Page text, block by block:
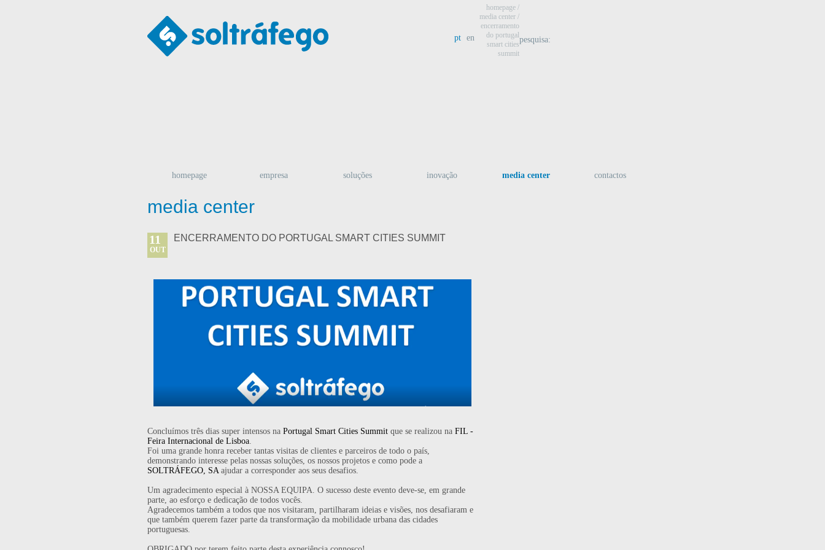
pesquisa:
pt en
homepage empresa soluções inovação media center contactos
homepage /
media center /
encerramento
do portugal
smart cities
summit
media center
11
OUT
ENCERRAMENTO DO PORTUGAL SMART CITIES SUMMIT
Concluímos três dias super intensos na Portugal Smart Cities Summit que se realizou na FIL -
Feira Internacional de Lisboa
Foi uma grande honra receber tantas visitas de clientes e parceiros de todo o país,
demonstrando interesse pelas nossas soluções, os nossos projetos e como pode a
SOLTRÁFEGO, SA ajudar a corresponder aos seus desafios.
Um agradecimento especial à NOSSA EQUIPA. O sucesso deste evento deve-se, em grande
parte, ao esforço e dedicação de todos vocês.
Agradecemos também a todos que nos visitaram, partilharam ideias e visões, nos desafiaram e
que também querem fazer parte da transformação da mobilidade urbana das cidades
portuguesas.